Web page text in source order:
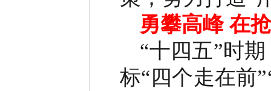
勇攀高峰 在
“十四五”时
标“ 四个走在前